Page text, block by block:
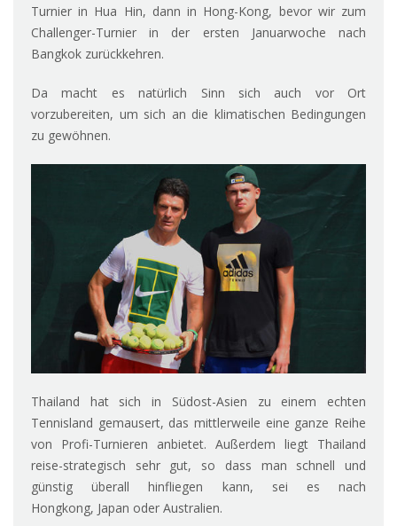
Turnier in Hua Hin, dann in Hong-Kong, bevor wir zum
Challenger-Turnier in der ersten Januarwoche nach
Bangkok zurückkehren.
Da macht es natürlich Sinn sich auch vor Ort
vorzubereiten, um sich an die klimatischen Bedingungen
zu gewöhnen.
Thailand hat sich in Südost-Asien zu einem echten
Tennisland gemausert, das mittlerweile eine ganze Reihe
von Profi-Turnieren anbietet. Außerdem liegt Thailand
reise-strategisch sehr gut, so dass man schnell und
günstig überall hinfliegen kann, sei es nach
Hongkong, Japan oder Australien.